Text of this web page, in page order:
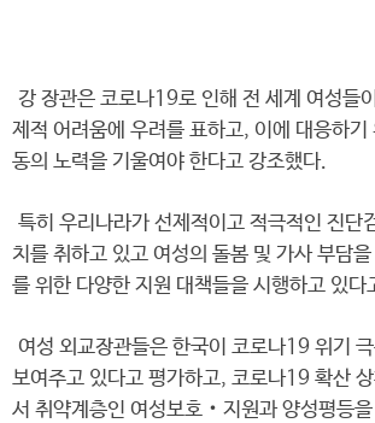
강 장관은 코로나19로 인해 전 세계 여성들
제적 어려움에 우려를 표하고, 이에 대응하기
동의 노력을 기울여야 한다고 강조했다.
특히 우리나라가 선제적이고 적극적인 진단
치를 취하고 있고 여성의 돌봄 및 가사 부담
를 위한 다양한 지원 대책들을 시행하고 있다
여성 외교장관들은 한국이 코로나19 위기
보여주고 있다고 평가하고, 코로나19 확산 상
서 취약계층인 여성보호‧지원과 양성평등